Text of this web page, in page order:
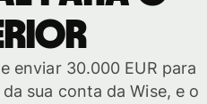
enviar 30.000 EUR para
sua conta da Wise, e o